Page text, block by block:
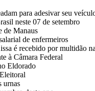
para adesivar seu
neste 07 de setembro
de Manaus
de enfermeiros
é recebido por multidão
à Câmara Federal
Eldorado
urnas